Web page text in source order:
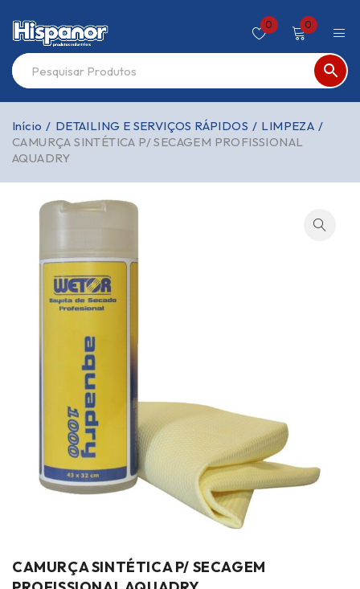
0 0
Início / DETAILING E SERVIÇOS RÁPIDOS / LIMPEZA /
CAMURÇA SINTÉTICA P/ SECAGEM PROFISSIONAL
AQUADRY
CAMURÇA SINTÉTICA P/ SECAGEM